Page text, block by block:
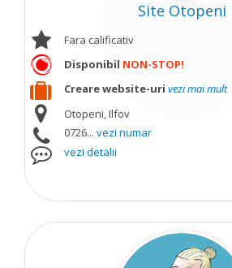
Site Otopeni
Fara calificativ
Disponibil NON-STOP!
Creare website-uri vezi mai mult
Otopeni, Ilfov
0726... vezi numar
vezi detalii